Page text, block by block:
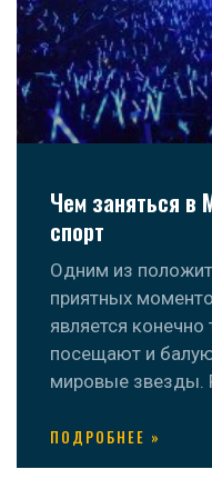
Чем заняться в
спорт
Одним из
приятных
является конечно
посещают и
мировые звезды.
ПОДРОБНЕЕ »